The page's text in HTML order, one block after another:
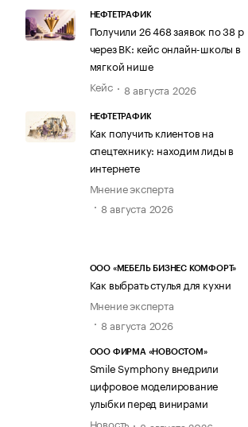
НЕФТЕТРАФИК
Получили 26 468 заявок по 38 р
через ВК: кейс онлайн-школы в
мягкой нише
Кейс
8 августа 2026
НЕФТЕТРАФИК
Как получить клиентов на
спецтехнику: находим лиды в
интернете
Мнение эксперта
8 августа 2026
ООО «МЕБЕЛЬ БИЗНЕС КОМФОРТ»
Как выбрать стулья для кухни
Мнение эксперта
8 августа 2026
ООО ФИРМА «НОВОСТОМ»
Smile Symphony внедрили
цифровое моделирование
улыбки перед винирами
Новость